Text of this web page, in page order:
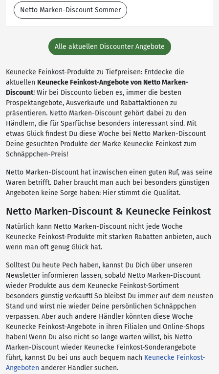
Netto Marken-Discount Sommer
Alle aktuellen Discounter Angebote
Keunecke Feinkost-Produkte zu Tiefpreisen: Entdecke die
aktuellen Keunecke Feinkost-Angebote von Netto Marken-
Discount! Wir bei Discounto lieben es, immer die besten
Prospektangebote, Ausverkäufe und Rabattaktionen zu
präsentieren. Netto Marken-Discount gehört dabei zu den
Händlern, die für Sparfüchse besonders interessant sind. Mit
etwas Glück findest Du diese Woche bei Netto Marken-Discount
Deine gesuchten Produkte der Marke Keunecke Feinkost zum
Schnäppchen-Preis!
Netto Marken-Discount hat inzwischen einen guten Ruf, was seine
Waren betrifft. Daher braucht man auch bei besonders günstigen
Angeboten keine Sorge haben: Hier stimmt die Qualität.
Netto Marken-Discount & Keunecke Feinkost
Natürlich kann Netto Marken-Discount nicht jede Woche
Keunecke Feinkost-Produkte mit starken Rabatten anbieten, auch
wenn man oft genug Glück hat.
Solltest Du heute Pech haben, kannst Du Dich über unseren
Newsletter informieren lassen, sobald Netto Marken-Discount
wieder Produkte aus dem Keunecke Feinkost-Sortiment
besonders günstig verkauft! So bleibst Du immer auf dem neusten
Stand und wirst nie wieder Deine persönlichen Schnäppchen
verpassen. Aber auch andere Händler könnten diese Woche
Keunecke Feinkost-Angebote in ihren Filialen und Online-Shops
haben! Wenn Du also nicht so lange warten willst, bis Netto
Marken-Discount wieder Keunecke Feinkost-Sonderangebote
führt, kannst Du bei uns auch bequem nach Keunecke Feinkost-
Angeboten anderer Händler suchen.